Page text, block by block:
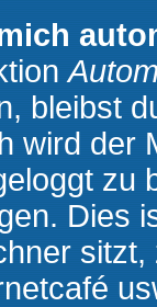
bleibst
wird der
zu
Dies